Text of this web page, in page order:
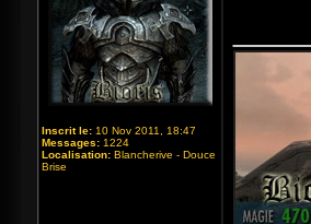
Inscrit le: 10 Nov 2011, 18:47
Messages: 1224
Localisation: Blancherive - Douce
Brise